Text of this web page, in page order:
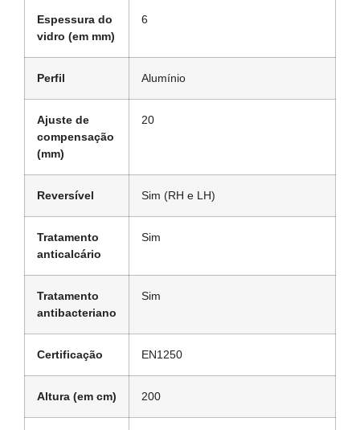
Espessura do
vidro (em mm)
6
Perfil Alumínio
Ajuste de
compensação
(mm)
20
Reversível Sim (RH e LH)
Tratamento
anticalcário
Sim
Tratamento
antibacteriano
Sim
Certificação EN1250
Altura (em cm) 200